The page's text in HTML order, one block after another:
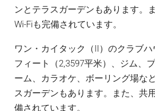
ンとテラスガーデンもあります。
Wi-Fiも完備されています。
ワン・カイタック（II）のクラブ
フィート（2,3597平米）、ジム、
ーム、カラオケ、ボーリング場な
スガーデンもあります。また、共
備されています。